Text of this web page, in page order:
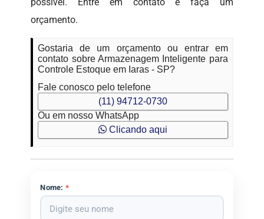
orçamento.
Gostaria de um orçamento ou entrar em
contato sobre Armazenagem Inteligente para
Controle Estoque em Iaras - SP?
Fale conosco pelo telefone
(11) 94712-0730
Ou em nosso WhatsApp
Clicando aqui
Nome: *